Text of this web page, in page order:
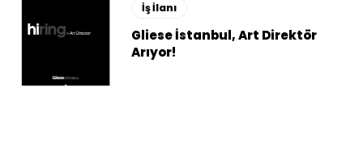
İş İlanı
Gliese İstanbul, Art Direktör
Arıyor!